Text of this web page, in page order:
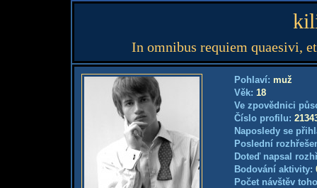
In omnibus requiem quaesivi,
Pohlaví: muž
Věk: 18
Ve zpovědnici
Číslo profilu:
Naposledy se
Poslední
Doteď napsal
Bodování aktivity:
Počet návštěv